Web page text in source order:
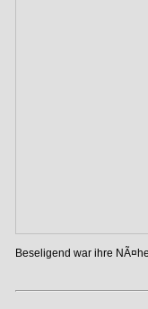
Beseligend war ihre